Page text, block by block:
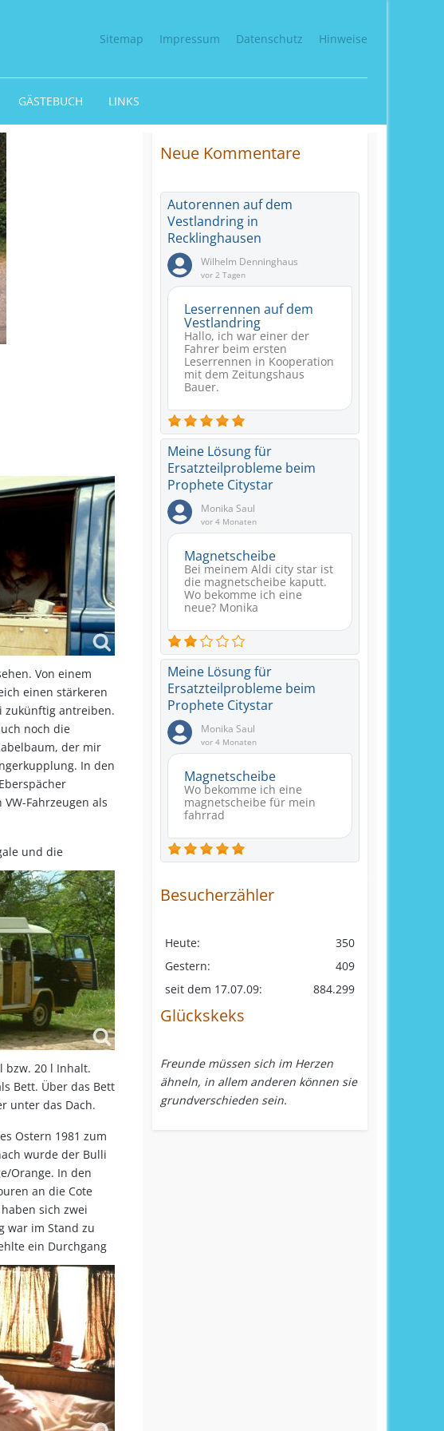
Sitemap Impressum Datenschutz Hinweise
GÄSTEBUCH LINKS
Von einem
einen stärkeren
zukünftig antreiben.
noch die
der mir
In den
Fahrzeugen als
und die
bzw. 20 l Inhalt.
Bett. Über das Bett
unter das Dach.
Ostern 1981 zum
wurde der Bulli
Orange. In den
an die Cote
sich zwei
war im Stand zu
ein Durchgang
Neue Kommentare
Autorennen auf dem
Vestlandring in
Recklinghausen
Wilhelm Denninghaus
vor 2 Tagen
Leserrennen auf dem
Vestlandring
Hallo, ich war einer der
Fahrer beim ersten
Leserrennen in Kooperation
mit dem Zeitungshaus
Bauer.
Meine Lösung für
Ersatzteilprobleme beim
Prophete Citystar
Monika Saul
vor 4 Monaten
Magnetscheibe
Bei meinem Aldi city star ist
die magnetscheibe kaputt.
Wo bekomme ich eine
neue? Monika
Meine Lösung für
Ersatzteilprobleme beim
Prophete Citystar
Monika Saul
vor 4 Monaten
Magnetscheibe
Wo bekomme ich eine
magnetscheibe für mein
fahrrad
Besucherzähler
Heute:
350
Gestern:
409
seit dem 17.07.09:
884.299
Glückskeks
Freunde müssen sich im Herzen
ähneln, in allem anderen können sie
grundverschieden sein.